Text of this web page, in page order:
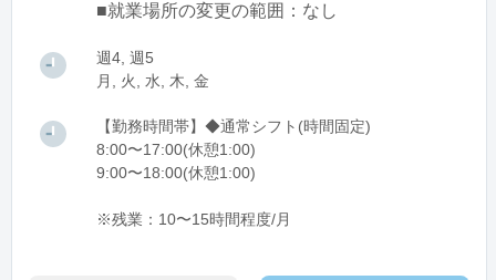
■就業場所の変更の範囲：なし
週4, 週5
月, 火, 水, 木, 金
【勤務時間帯】◆通常シフト(時間固定)
8:00〜17:00(休憩1:00)
9:00〜18:00(休憩1:00)
※残業：10〜15時間程度/月